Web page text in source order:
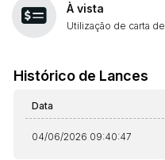
À vista
Utilização de carta
Histórico de Lances
Data
04/06/2026 09:40:47